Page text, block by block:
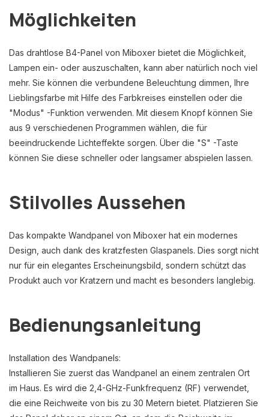
Möglichkeiten
Das drahtlose B4-Panel von Miboxer bietet die Möglichkeit,
Lampen ein- oder auszuschalten, kann aber natürlich noch viel
mehr. Sie können die verbundene Beleuchtung dimmen, Ihre
Lieblingsfarbe mit Hilfe des Farbkreises einstellen oder die
"Modus" -Funktion verwenden. Mit diesem Knopf können Sie
aus 9 verschiedenen Programmen wählen, die für
beeindruckende Lichteffekte sorgen. Über die "S" -Taste
können Sie diese schneller oder langsamer abspielen lassen.
Stilvolles Aussehen
Das kompakte Wandpanel von Miboxer hat ein modernes
Design, auch dank des kratzfesten Glaspanels. Dies sorgt nicht
nur für ein elegantes Erscheinungsbild, sondern schützt das
Produkt auch vor Kratzern und macht es besonders langlebig.
Bedienungsanleitung
Installation des Wandpanels:
Installieren Sie zuerst das Wandpanel an einem zentralen Ort
im Haus. Es wird die 2,4-GHz-Funkfrequenz (RF) verwendet,
die eine Reichweite von bis zu 30 Metern bietet. Platzieren Sie